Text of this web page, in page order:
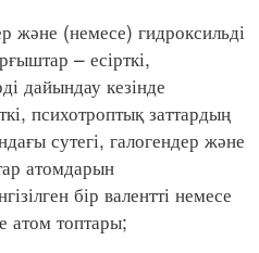
(немесе) гидроксильді
– есірткі,
дайындау кезінде
психотроптық заттардың
сутегі, галогендер және
атомдарын
бір валентті немесе
атом топтары;